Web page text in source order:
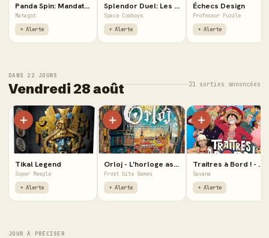
Panda Spin: Mandate of Heaven - Extension
Matagot
+ Alerte
Splendor Duel: Les Faussaires - Extensions
Space Cowboys
+ Alerte
Échecs Design
Professor Puzzle
+ Alerte
DANS 22 JOURS
Vendredi 28 août 21 sorties annoncées
Tikal Legend
Super Meeple
+ Alerte
Orloj - L'horloge astronomique de Prague
Frost bite Games
+ Alerte
Traitres à Bord ! - One Piece
Savana
+ Alerte
JOUR À PRÉCISER